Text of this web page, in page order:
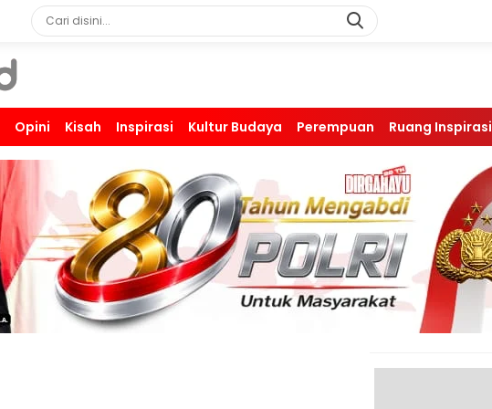
Opini Kisah Inspirasi Kultur Budaya Perempuan Ruang Inspirasi